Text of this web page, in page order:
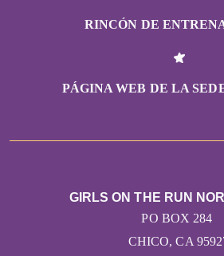
RINCÓN DE
PÁGINA WEB DE LA
GIRLS ON THE RUN
PO BOX 284
CHICO, CA